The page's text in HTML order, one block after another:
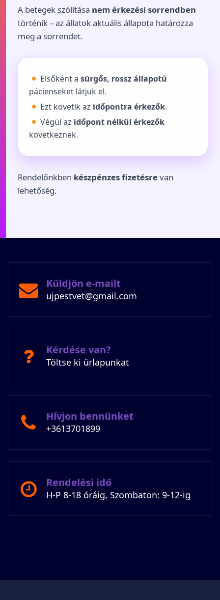
A betegek szólítása nem érkezési sorrendben
történik – az állatok aktuális állapota határozza
meg a sorrendet.
Elsőként a sürgős, rossz állapotú
pácienseket látjuk el.
Ezt követik az időpontra érkezők.
Végül az időpont nélkül érkezők
következnek.
Rendelőnkben készpénzes fizetésrevan
lehetőség.
Küldjön e-mailt
ujpestvet@gmail.com
Kérdése van?
Töltse ki ürlapunkat
Hívjon bennünket
+3613701899
Rendelési idő
H-P 8-18 óráig, Szombaton: 9-12-ig